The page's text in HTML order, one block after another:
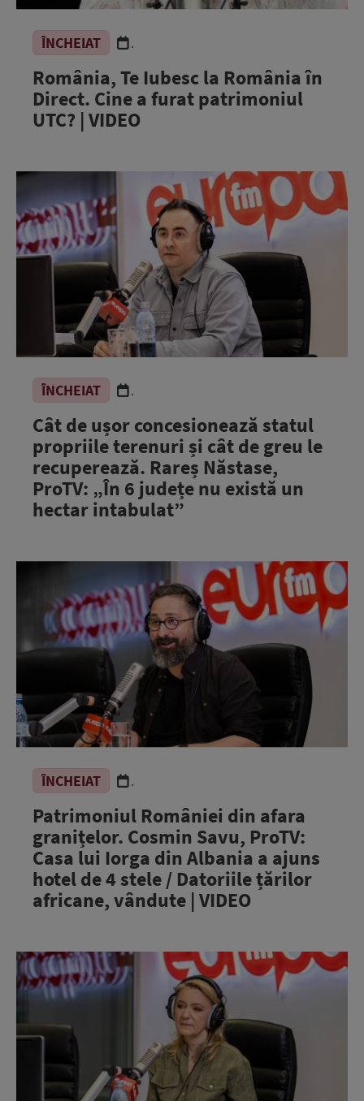
ÎNCHEIAT .
România, Te Iubesc la România în
Direct. Cine a furat patrimoniul
UTC? | VIDEO
ÎNCHEIAT .
Cât de ușor concesionează statul
propriile terenuri și cât de greu le
recuperează. Rareș Năstase,
ProTV: „În 6 județe nu există un
hectar intabulat”
ÎNCHEIAT .
Patrimoniul României din afara
granițelor. Cosmin Savu, ProTV:
Casa lui Iorga din Albania a ajuns
hotel de 4 stele / Datoriile țărilor
africane, vândute | VIDEO